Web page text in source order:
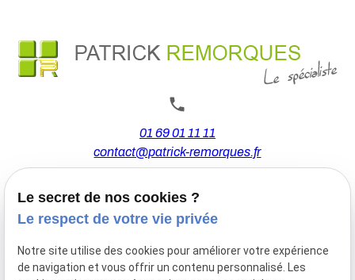
01 69 01 11 11
contact@patrick-remorques.fr
44 Avenue de la Division Leclerc
91160 BALLAINVILLIERS
Le secret de nos cookies ?
Le respect de votre vie privée
Notre site utilise des cookies pour améliorer votre expérience
de navigation et vous offrir un contenu personnalisé. Les